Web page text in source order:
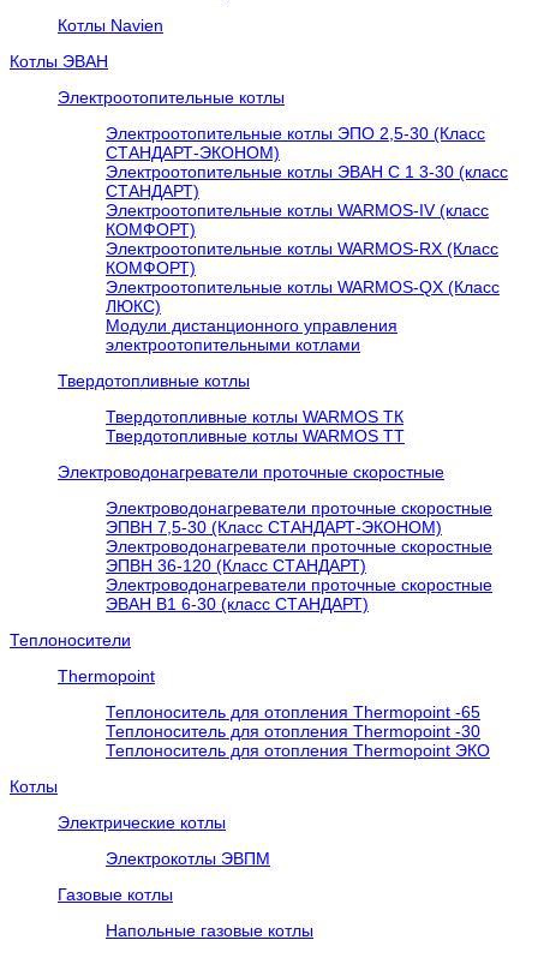
Котлы Navien
Котлы ЭВАН
Электроотопительные котлы
Электроотопительные котлы ЭПО 2,5-30 (Класс
СТАНДАРТ-ЭКОНОМ)
Электроотопительные котлы ЭВАН С 1 3-30 (класс
СТАНДАРТ)
Электроотопительные котлы WARMOS-IV (класс
КОМФОРТ)
Электроотопительные котлы WARMOS-RX (Класс
КОМФОРТ)
Электроотопительные котлы WARMOS-QX (Класс
ЛЮКС)
Модули дистанционного управления
электроотопительными котлами
Твердотопливные котлы
Твердотопливные котлы WARMOS TК
Твердотопливные котлы WARMOS TT
Электроводонагреватели проточные скоростные
Электроводонагреватели проточные скоростные
ЭПВН 7,5-30 (Класс СТАНДАРТ-ЭКОНОМ)
Электроводонагреватели проточные скоростные
ЭПВН 36-120 (Класс СТАНДАРТ)
Электроводонагреватели проточные скоростные
ЭВАН В1 6-30 (класс СТАНДАРТ)
Теплоносители
Thermopoint
Теплоноситель для отопления Thermopoint -65
Теплоноситель для отопления Thermopoint -30
Теплоноситель для отопления Thermopoint ЭКО
Котлы
Электрические котлы
Электрокотлы ЭВПМ
Газовые котлы
Напольные газовые котлы